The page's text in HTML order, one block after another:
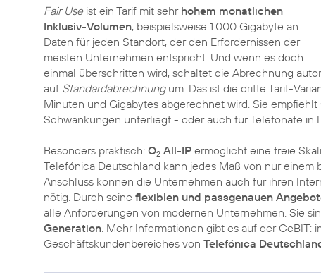
Fair Useist ein Tarif mit sehr hohem monatlichen
Inklusiv-Volumen, beispielsweise 1.000 Gigabyte an
Daten für jeden Standort, der den Erfordernissen der
meisten Unternehmen entspricht. Und wenn es doch
einmal überschritten wird, schaltet die Abrechnung
auf Standardabrechnungum. Das ist die dritte Tarif-
Minuten und Gigabytes abgerechnet wird. Sie
Schwankungen unterliegt - oder auch für Telefonate in
Besonders praktisch: O2 All-IP ermöglicht eine freie
Telefónica Deutschland kann jedes Maß von nur einem
Anschluss können die Unternehmen auch für ihren
nötig. Durch seine flexiblen und passgenauen
alle Anforderungen von modernen Unternehmen. Sie
Generation. Mehr Informationen gibt es auf der CeBIT:
Geschäftskundenbereiches von Telefónica